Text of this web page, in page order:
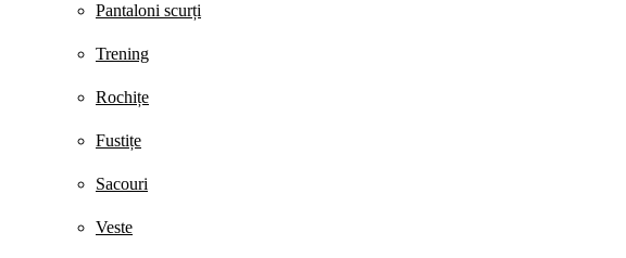
Pantaloni scurți
Trening
Rochițe
Fustițe
Sacouri
Veste